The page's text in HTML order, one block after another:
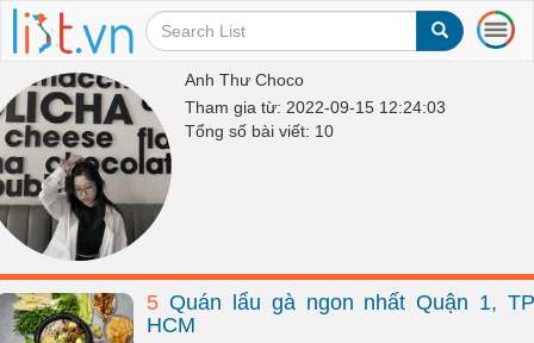
T
o
a
Anh Thư Choco
Tham gia từ: 2022-09-15 12:24:03
Tổng số bài viết: 10
5 Quán lẩu gà ngon nhất Quận 1,
HCM